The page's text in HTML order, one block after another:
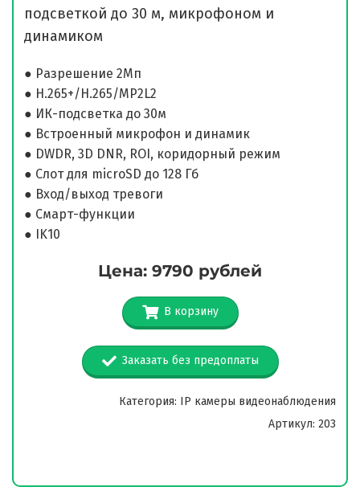
подсветкой до 30 м, микрофоном и
динамиком
● Разрешение 2Мп
● H.265+/H.265/MP2L2
● ИК-подсветка до 30м
● Встроенный микрофон и динамик
● DWDR, 3D DNR, ROI, коридорный режим
● Слот для microSD до 128 Гб
● Вход/выход тревоги
● Смарт-функции
● IK10
Цена: 9790 рублей
В корзину
Заказать без предоплаты
Категория: IP камеры видеонаблюдения
Артикул: 203